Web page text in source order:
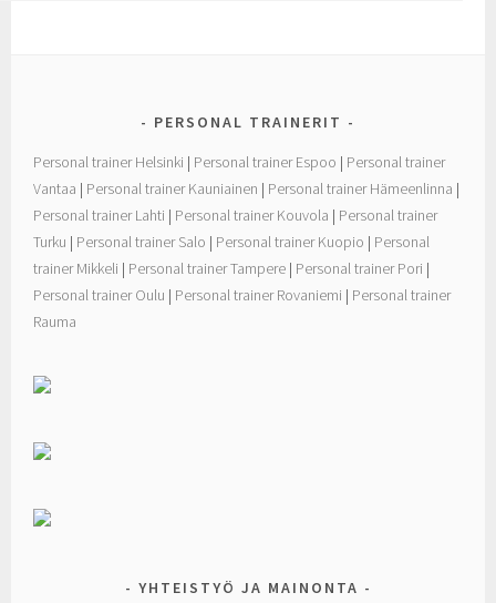
PERSONAL TRAINERIT
Personal trainer Helsinki | Personal trainer Espoo | Personal trainer
Vantaa | Personal trainer Kauniainen | Personal trainer Hämeenlinna |
Personal trainer Lahti | Personal trainer Kouvola | Personal trainer
Turku | Personal trainer Salo | Personal trainer Kuopio | Personal
trainer Mikkeli | Personal trainer Tampere | Personal trainer Pori |
Personal trainer Oulu | Personal trainer Rovaniemi | Personal trainer
Rauma
YHTEISTYÖ JA MAINONTA